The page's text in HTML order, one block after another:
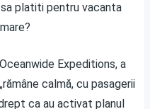
platiti pentru vacanta
Expeditions, a
calmă, cu pasagerii
ca au activat planul